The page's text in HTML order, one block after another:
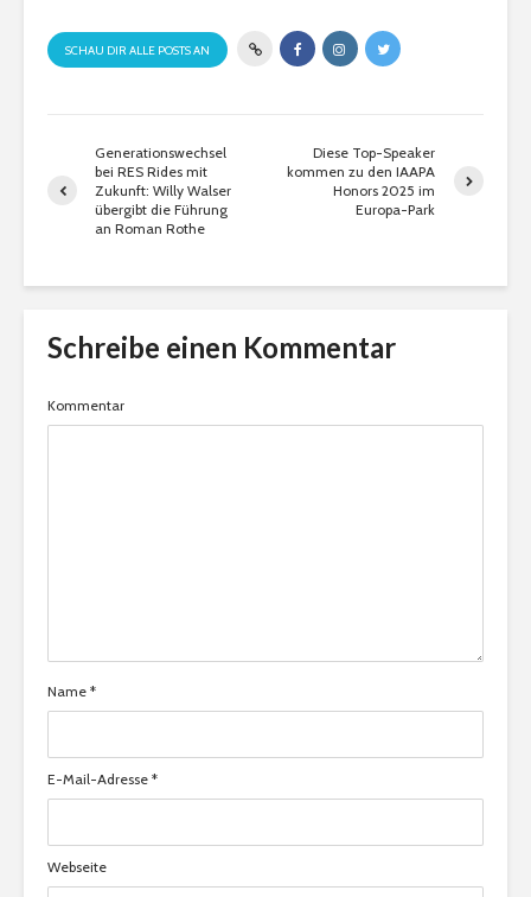
SCHAU DIR ALLE POSTS AN
Generationswechsel
bei RES Rides mit
Zukunft: Willy Walser
übergibt die Führung
an Roman Rothe
Diese Top-Speaker
kommen zu den IAAPA
Honors 2025 im
Europa-Park
Schreibe einen Kommentar
Kommentar
Name *
E-Mail-Adresse *
Webseite